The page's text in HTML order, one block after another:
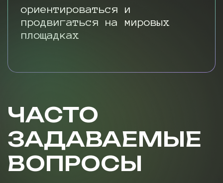
ориентироваться и
продвигаться на мировых
площадках
ЧАСТО
ЗАДАВАЕМЫЕ
ВОПРОСЫ